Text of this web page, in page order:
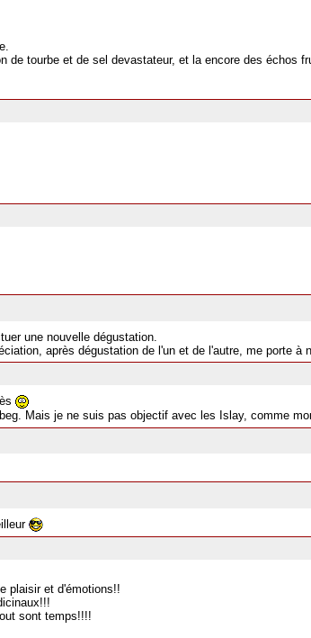
de tourbe et de sel devastateur, et la encore des échos
une nouvelle dégustation.
après dégustation de l'un et de l'autre, me porte à
Mais je ne suis pas objectif avec les Islay, comme
plaisir et d'émotions!!
sont temps!!!!